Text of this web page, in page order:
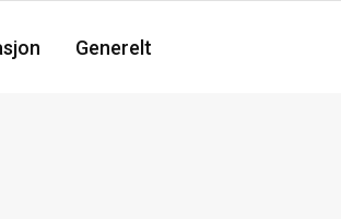
Generelt